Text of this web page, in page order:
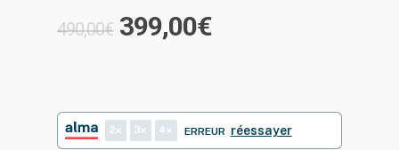
490,00€ Le
était :
490,00€.
399,00€Le
est :
399,00€.
2 3 4 ERREUR réessayer